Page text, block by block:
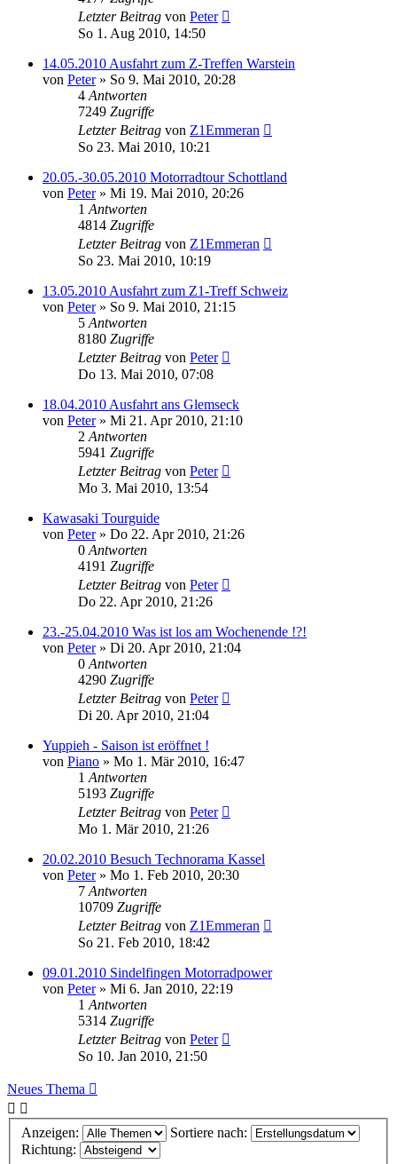
Letzter Beitrag von Peter
So 1. Aug 2010, 14:50
14.05.2010 Ausfahrt zum Z-Treffen Warstein
von Peter» So 9. Mai 2010, 20:28
4 Antworten
7249 Zugriffe
Letzter Beitrag von Z1Emmeran
So 23. Mai 2010, 10:21
20.05.-30.05.2010 Motorradtour Schottland
von Peter» Mi 19. Mai 2010, 20:26
1 Antworten
4814 Zugriffe
Letzter Beitrag von Z1Emmeran
So 23. Mai 2010, 10:19
13.05.2010 Ausfahrt zum Z1-Treff Schweiz
von Peter» So 9. Mai 2010, 21:15
5 Antworten
8180 Zugriffe
Letzter Beitrag von Peter
Do 13. Mai 2010, 07:08
18.04.2010 Ausfahrt ans Glemseck
von Peter» Mi 21. Apr 2010, 21:10
2 Antworten
5941 Zugriffe
Letzter Beitrag von Peter
Mo 3. Mai 2010, 13:54
Kawasaki Tourguide
von Peter» Do 22. Apr 2010, 21:26
0 Antworten
4191 Zugriffe
Letzter Beitrag von Peter
Do 22. Apr 2010, 21:26
23.-25.04.2010 Was ist los am Wochenende !?!
von Peter» Di 20. Apr 2010, 21:04
0 Antworten
4290 Zugriffe
Letzter Beitrag von Peter
Di 20. Apr 2010, 21:04
Yuppieh - Saison ist eröffnet !
von Piano » Mo 1. Mär 2010, 16:47
1 Antworten
5193 Zugriffe
Letzter Beitrag von Peter
Mo 1. Mär 2010, 21:26
20.02.2010 Besuch Technorama Kassel
von Peter» Mo 1. Feb 2010, 20:30
7 Antworten
10709 Zugriffe
Letzter Beitrag von Z1Emmeran
So 21. Feb 2010, 18:42
09.01.2010 Sindelfingen Motorradpower
von Peter» Mi 6. Jan 2010, 22:19
1 Antworten
5314 Zugriffe
Letzter Beitrag von Peter
So 10. Jan 2010, 21:50
Neues Thema
Anzeigen:
Sortiere nach:
Richtung: